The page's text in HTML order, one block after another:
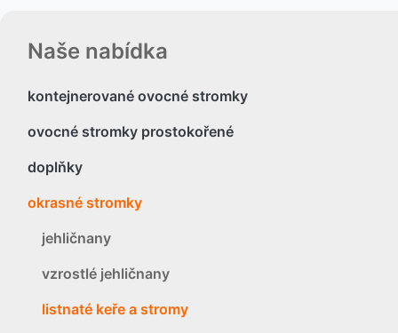
Naše nabídka
kontejnerované ovocné stromky
ovocné stromky prostokořené
doplňky
okrasné stromky
jehličnany
vzrostlé jehličnany
listnaté keře a stromy